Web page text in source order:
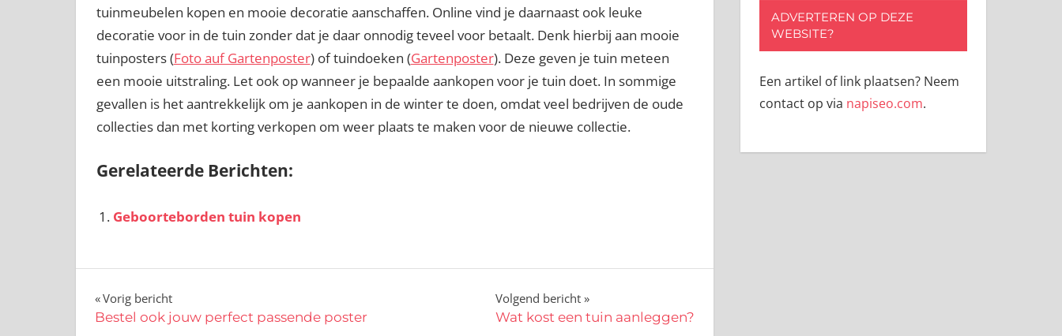
tuinmeubelen kopen en mooie decoratie aanschaffen. Online vind je daarnaast ook leuke
decoratie voor in de tuin zonder dat je daar onnodig teveel voor betaalt. Denk hierbij aan mooie
tuinposters (Foto auf Gartenposter) of tuindoeken (Gartenposter). Deze geven je tuin meteen
een mooie uitstraling. Let ook op wanneer je bepaalde aankopen voor je tuin doet. In sommige
gevallen is het aantrekkelijk om je aankopen in de winter te doen, omdat veel bedrijven de oude
collecties dan met korting verkopen om weer plaats te maken voor de nieuwe collectie.
Gerelateerde Berichten:
Geboorteborden tuin kopen
Bericht
Vorig bericht
Bestel ook jouw perfect passende poster
Volgend bericht
Wat kost een tuin aanleggen?
ADVERTEREN OP DEZE
WEBSITE?
Een artikel of link plaatsen? Neem
contact op via napiseo.com.